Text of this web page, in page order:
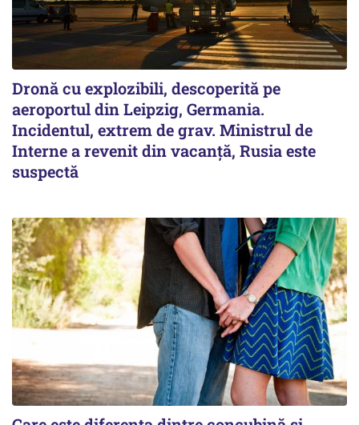
Dronă cu explozibili, descoperită pe
aeroportul din Leipzig, Germania.
Incidentul, extrem de grav. Ministrul de
Interne a revenit din vacanță, Rusia este
suspectă